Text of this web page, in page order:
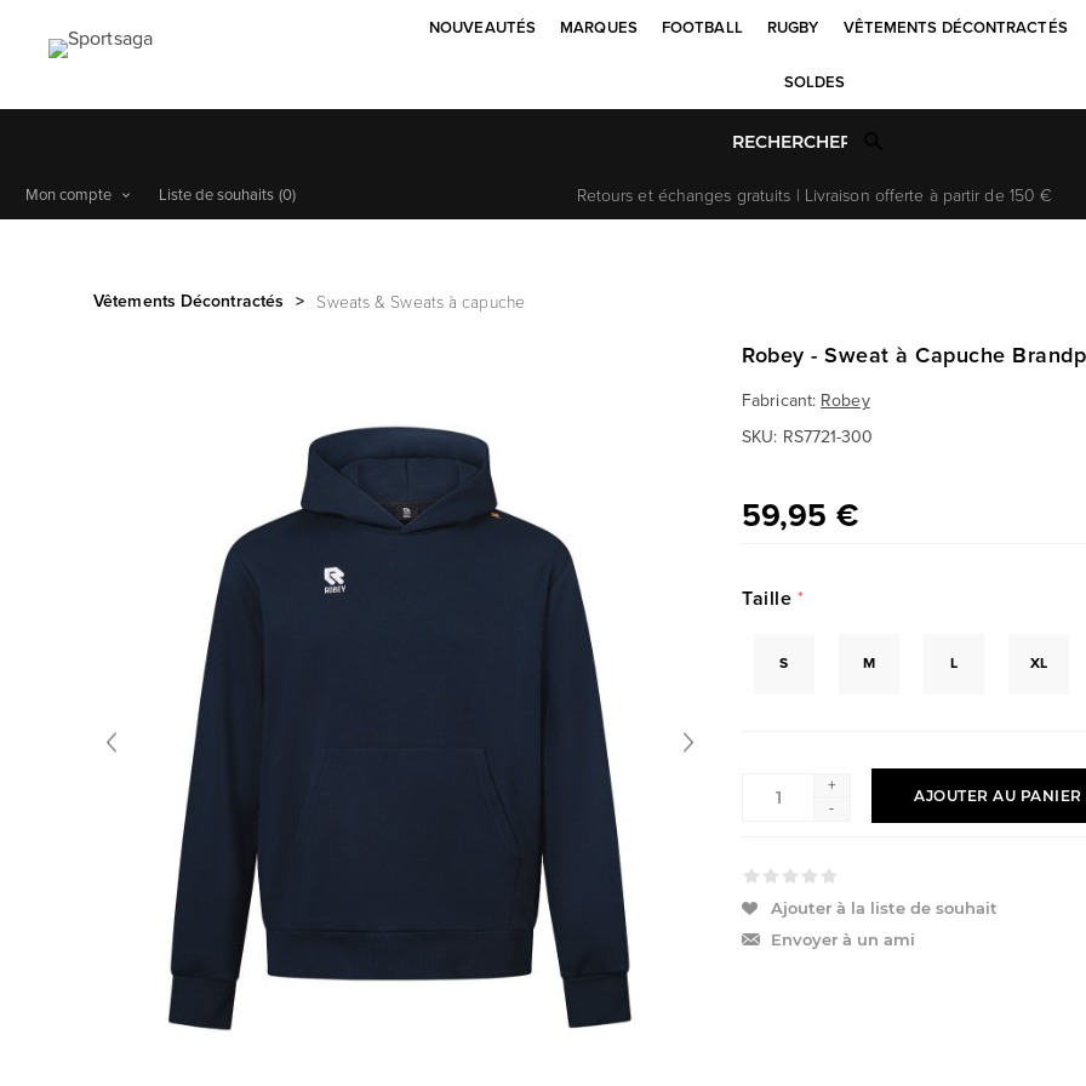
NOUVEAUTÉS MARQUES FOOTBALL RUGBY VÊTEMENTS DÉCONTRACTÉS
SOLDES
Retours et échanges gratuits | Livraison offerte à partir de 150 €
Mon compte Liste de souhaits (0)
Vêtements Décontractés > Sweats & Sweats à capuche
Robey - Sweat à Capuche
Fabricant: Robey
SKU: RS7721-300
59,95 €
Taille *
S M L XL
+
-
AJOUTER AU PANIER
Ajouter à la liste de souhait
Envoyer à un ami